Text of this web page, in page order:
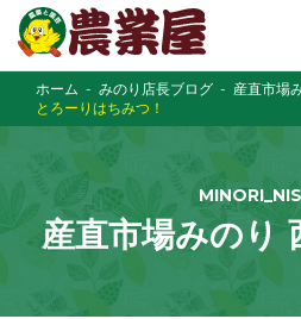
ホーム みのり店長ブログ
産直市場
とろーりはちみつ！
産直市場みのり